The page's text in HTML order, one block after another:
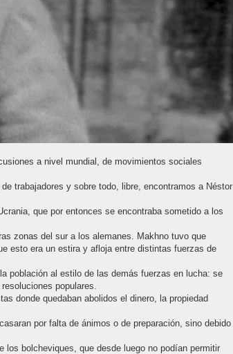
a nivel mundial, de movimientos sociales
trabajadores y sobre todo, libre, encontramos a Néstor
que por entonces se encontraba sometido a los
zonas del sur a los alemanes. Makhno tuvo que
esto era un estira y afloja entre distintas fuerzas de
población al estilo de las demás fuerzas en lucha: se
populares.
donde quedaban abolidos el dinero, la propiedad
por falta de ánimos o de preparación, sino debido
bolcheviques, que desde luego no podían permitir